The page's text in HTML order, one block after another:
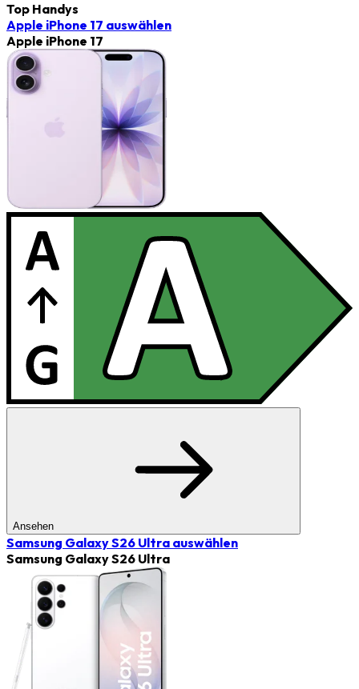
Top Handys
Apple iPhone 17 auswählen
Apple iPhone 17
Ansehen
Samsung Galaxy S26 Ultra auswählen
Samsung Galaxy S26 Ultra